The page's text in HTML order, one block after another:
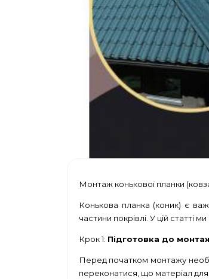
Монтаж конькової планки
Конькова планка (коник) є
частини покрівлі. У цій
Крок 1: Підготовка до
Перед початком монтажу
переконатися, що матеріал для